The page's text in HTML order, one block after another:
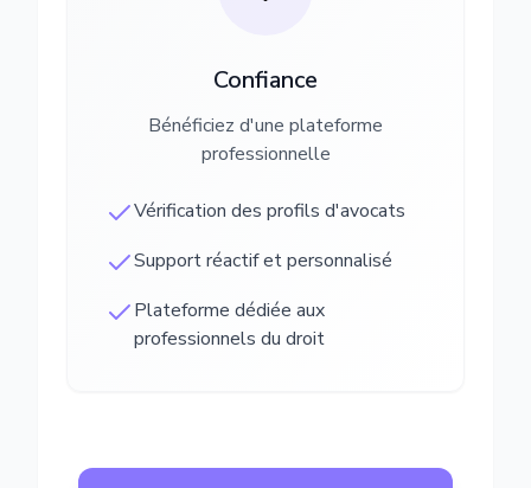
Confiance
Bénéficiez d'une plateforme
professionnelle
Vérification des profils d'avocats
Support réactif et personnalisé
Plateforme dédiée aux
professionnels du droit